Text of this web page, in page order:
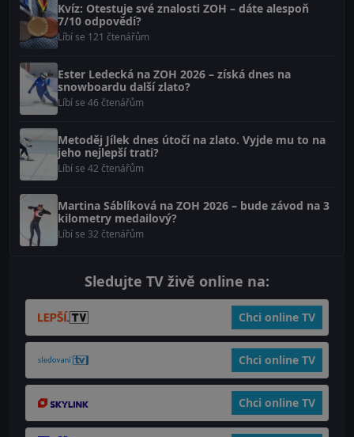
Kvíz: Otestuje své znalosti ZOH – dáte alespoň
7/10 odpovědí?
Líbí se 121 čtenářům
Ester Ledecká na ZOH 2026 – získá dnes na
snowboardu další zlato?
Líbí se 46 čtenářům
Metoděj Jílek dnes útočí na zlato. Vyjde mu to na
jeho nejlepší trati?
Líbí se 42 čtenářům
Martina Sáblíková na ZOH 2026 – bude závod na 3
kilometry medailový?
Líbí se 32 čtenářům
Sledujte TV živě online na:
Chci online TV
Chci online TV
Chci online TV